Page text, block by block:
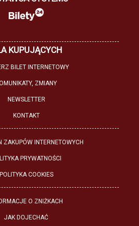
KUPUJĄCYCH
BILET INTERNETOWY
ZMIANY
NEWSLETTER
KONTAKT
ZAKUPÓW INTERNETOWYCH
PRYWATNOŚCI
POLITYKA COOKIES
O ZNIŻKACH
JAK DOJECHAĆ